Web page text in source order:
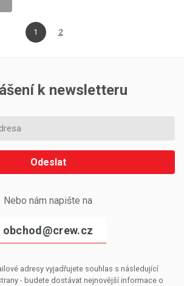
1 2
k newsletteru
Odeslat
Nebo nám napište na
obchod@crew.cz
adresy vyjadřujete souhlas s následující
- budete dostávat nejnovější informace o